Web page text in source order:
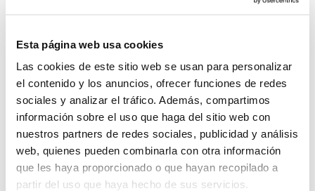
Esta página web usa cookies
Las cookies de este sitio web se usan para personalizar
el contenido y los anuncios, ofrecer funciones de redes
sociales y analizar el tráfico. Además, compartimos
información sobre el uso que haga del sitio web con
nuestros partners de redes sociales, publicidad y análisis
web, quienes pueden combinarla con otra información
que les haya proporcionado o que hayan recopilado a
partir del uso que haya hecho de sus servicios.
reunir en el 6º Campus de Tecnificación, en el que
continuarán con los intensos entrenamientos para
seguir creciendo en su juego.
Lageneración del 99, es decir, laSelección Alevín
tenido este fin de semana la última concentración
antes de que llegue el Campeonato de España de
Selecciones Autonómicas Minibasket.